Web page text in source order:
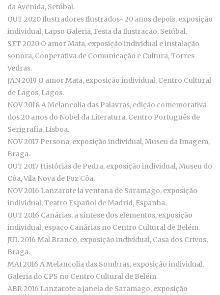
da Avenida, Setúbal.
OUT 2020 Ilustradores Ilustrados- 20 anos depois, exposição
individual, Lapso Galeria, Festa da Ilustração, Setúbal.
SET 2020 O amor Mata, exposição individual e instalação
sonora, Cooperativa de Comunicação e Cultura, Torres
Vedras.
JAN 2019 O amor Mata, exposição individual, Centro Cultural
de Lagos, Lagos.
NOV 2018 A Melancolia das Palavras, edição comemorativa
dos 20 anos do Nobel da Literatura, Centro Português de
Serigrafia, Lisboa.
NOV 2017 Persona, exposição individual, Museu da Imagem,
Braga.
OUT 2017 Histórias de Pedra, exposição individual, Museu do
Côa, Vila Nova de Foz Côa.
NOV 2016 Lanzarote la ventana de Saramago, exposição
individual, Teatro Español de Madrid, Espanha.
OUT 2016 Canárias, a síntese dos elementos, exposição
individual, espaço Canárias no Centro Cultural de Belém.
JUL 2016 Mal Branco, exposição individual, Casa dos Crivos,
Braga.
MAI 2016 A Melancolia das Sombras, exposição individual,
Galeria do CPS no Centro Cultural de Belém.
ABR 2016 Lanzarote a janela de Saramago, exposição